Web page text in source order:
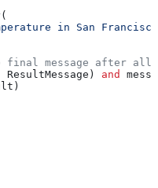
in San
final message after all
ResultMessage) and